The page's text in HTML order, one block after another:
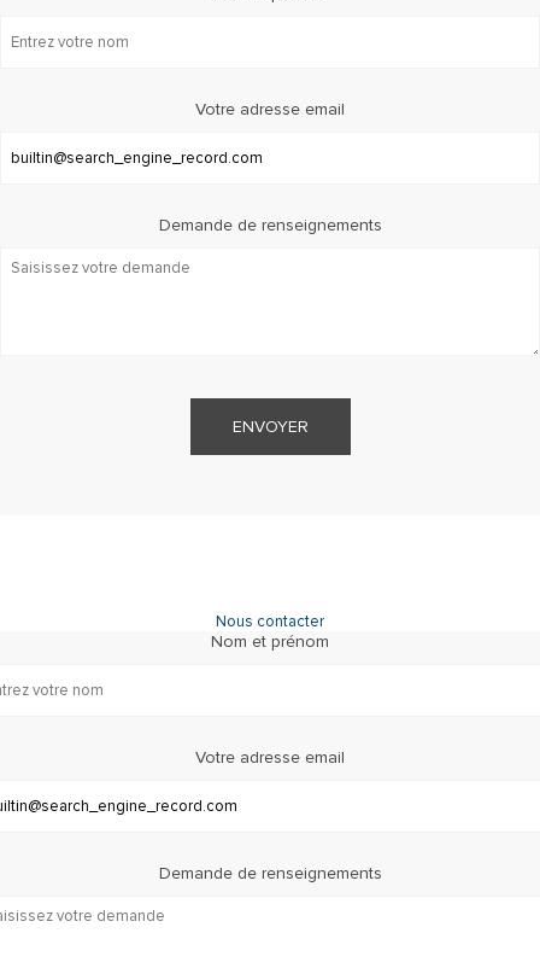
Votre adresse email
Demande de renseignements
ENVOYER
Nous contacter
Nom et prénom
Votre adresse email
Demande de renseignements